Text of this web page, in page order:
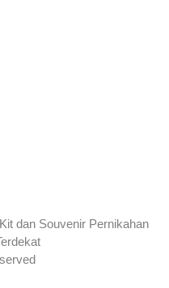
dan Souvenir Pernikahan